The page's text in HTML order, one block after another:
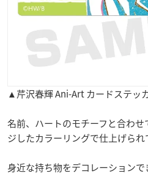
▲芹沢春輝 Ani-Art カードステッ
名前、ハートのモチーフと合わ
ジしたカラーリングで仕上げられ
身近な持ち物をデコレーション